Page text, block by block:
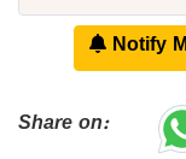
Notify
Share on: